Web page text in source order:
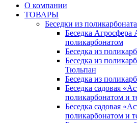
О компании
ТОВАРЫ
Беседки из поликарбоната
Беседка
поликарбонатом
Беседка из
Беседка из
Тюльпан
Беседка из
Беседка садовая
поликарбонатом и
Беседка садовая
поликарбонатом и